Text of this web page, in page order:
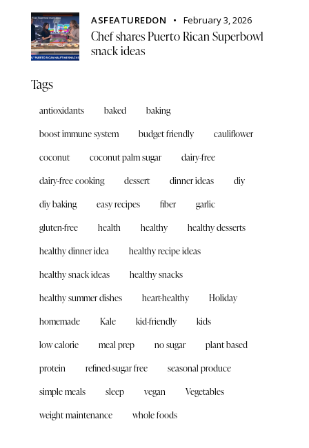
ASFEATUREDON February 3, 2026
Chef shares Puerto Rican Superbowl
snack ideas
Tags
antioxidants baked
baking
boost immune system
budget friendly
cauliflower
coconut
coconut palm sugar
dairy-free
dairy-free cooking
dessert dinner ideas
diy
diy baking
easy recipes fiber
garlic
gluten-free
health healthy
healthy desserts
healthy dinner idea
healthy recipe ideas
healthy snack ideas
healthy snacks
healthy summer dishes
heart-healthy
Holiday
homemade
Kale kid-friendly
kids
low calorie
meal prep no sugar
plant based
protein
refined-sugar free
seasonal produce
simple meals
sleep vegan
Vegetables
weight maintenance
whole foods